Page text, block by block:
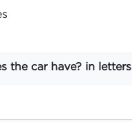
the car have? in letters